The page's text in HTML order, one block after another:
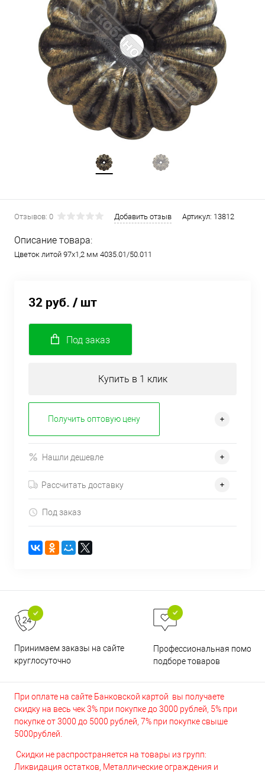
Отзывов: 0 Добавить отзыв Артикул: 13812
Описание товара:
Цветок литой 97х1,2 мм 4035.01/50.011
32 руб. / шт
Под заказ
Купить в 1 клик
Получить оптовую цену
Нашли дешевле
Рассчитать доставку
Под заказ
Принимаем заказы на сайте
круглосуточно
Профессиональная помощь
подборе товаров
При оплате на сайте Банковской картой вы получаете
скидку на весь чек 3% при покупке до 3000 рублей, 5% при
покупке от 3000 до 5000 рублей, 7% при покупке свыше
5000рублей.
Скидки не распространяется на товары из групп:
Ликвидация остатков, Металлические ограждения и